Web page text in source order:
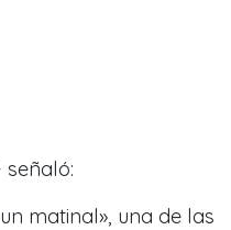
señaló:
matinal», una de las